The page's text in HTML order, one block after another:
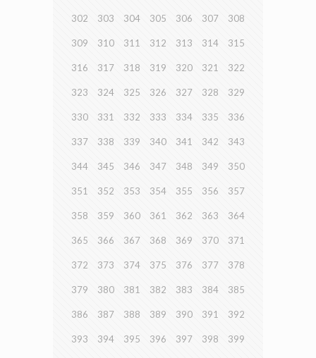
302 303 304 305 306 307 308
309 310 311 312 313 314 315
316 317 318 319 320 321 322
323 324 325 326 327 328 329
330 331 332 333 334 335 336
337 338 339 340 341 342 343
344 345 346 347 348 349 350
351 352 353 354 355 356 357
358 359 360 361 362 363 364
365 366 367 368 369 370 371
372 373 374 375 376 377 378
379 380 381 382 383 384 385
386 387 388 389 390 391 392
393 394 395 396 397 398 399